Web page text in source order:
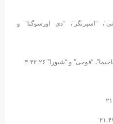
“اسپرنگر”، “دی اورسوگنا” و